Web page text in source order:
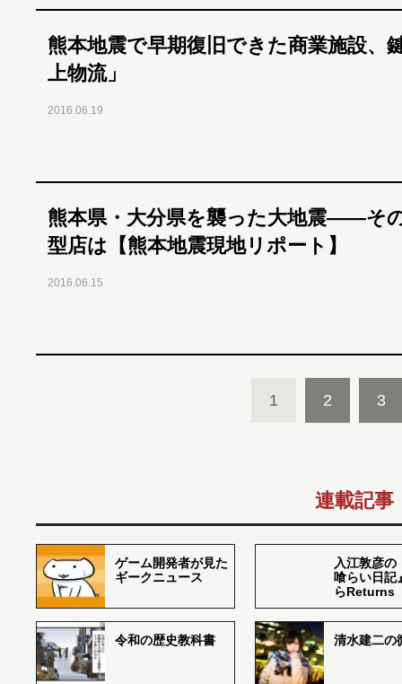
熊本地震で早期復旧できた商業施設、
上物流」
2016.06.19
熊本県・大分県を襲った大地震――そ
型店は【熊本地震現地リポート】
2016.06.15
1 2 3
連載記事
ゲーム開発者が見た
ギークニュース
入江敦彦の
喰らい日記
らReturns
令和の歴史教科書 清水建二の